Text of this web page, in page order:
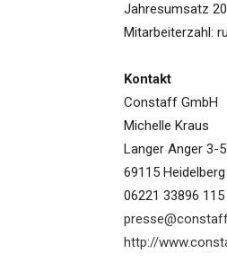
Jahresumsatz
Mitarbeiterzahl:
Kontakt
Constaff GmbH
Michelle Kraus
Langer Anger 3-5
69115 Heidelberg
06221 33896 115
http://